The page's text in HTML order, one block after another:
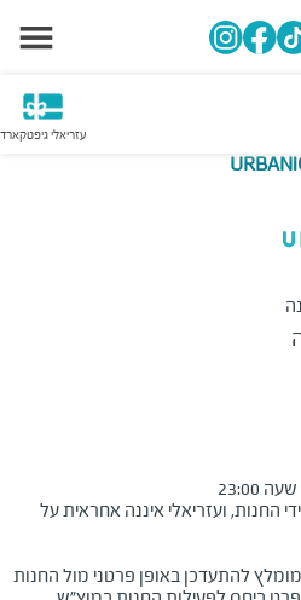
עזריאלי גיפטקארד
החנות, ועזריאלי איננה אחראית על
להתעדכן באופן פרטני מול החנות